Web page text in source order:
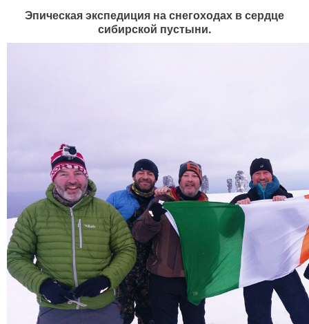
Эпическая экспедиция на снегоходах в сердце
сибирской пустыни.